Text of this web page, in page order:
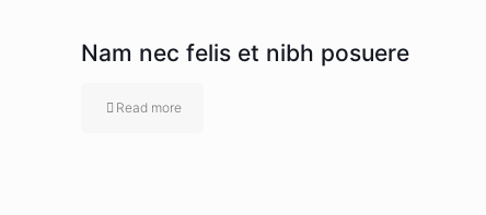
Nam nec felis et nibh posuere
Read more